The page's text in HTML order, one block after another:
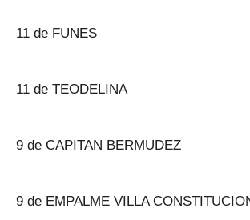
11 de FUNES
11 de TEODELINA
9 de CAPITAN BERMUDEZ
9 de EMPALME VILLA